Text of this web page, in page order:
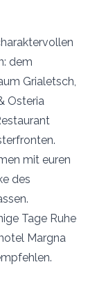
dem
Grialetsch,
Osteria
mit euren
des
Tage Ruhe
Margna